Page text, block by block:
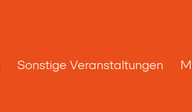
Sonstige Veranstaltungen